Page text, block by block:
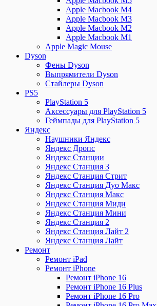
Apple Macbook M4
Apple Macbook M3
Apple Macbook M2
Apple Macbook M1
Apple Magic Mouse
Dyson
Фены Dyson
Выпрямители Dyson
Стайлеры Dyson
PS5
PlayStation 5
Аксессуары для PlayStation 5
Геймпады для PlayStation 5
Яндекс
Наушники Яндекс
Яндекс Дропс
Яндекс Станции
Яндекс Станция 3
Яндекс Станция Стрит
Яндекс Станция Дуо Макс
Яндекс Станция Макс
Яндекс Станция Миди
Яндекс Станция Мини
Яндекс Станция 2
Яндекс Станция Лайт 2
Яндекс Станция Лайт
Ремонт
Ремонт iPad
Ремонт iPhone
Ремонт iPhone 16
Ремонт iPhone 16 Plus
Ремонт iPhone 16 Pro